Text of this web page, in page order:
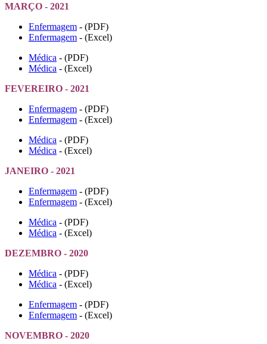
MARÇO - 2021
Enfermagem - (PDF)
Enfermagem - (Excel)
Médica - (PDF)
Médica - (Excel)
FEVEREIRO - 2021
Enfermagem - (PDF)
Enfermagem - (Excel)
Médica - (PDF)
Médica - (Excel)
JANEIRO - 2021
Enfermagem - (PDF)
Enfermagem - (Excel)
Médica - (PDF)
Médica - (Excel)
DEZEMBRO - 2020
Médica - (PDF)
Médica - (Excel)
Enfermagem - (PDF)
Enfermagem - (Excel)
NOVEMBRO - 2020